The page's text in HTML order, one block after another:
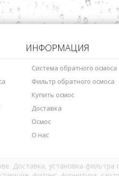
ИНФОРМАЦИЯ
Система обратного осмоса
Фильтр обратного осмоса
Купить осмос
Доставка
Осмос
О нас
Доставка, установка